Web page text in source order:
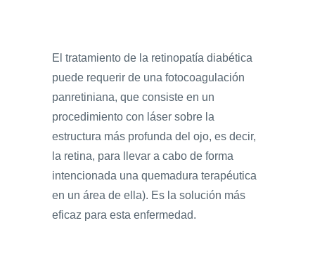
El tratamiento de la retinopatía diabética
puede requerir de una fotocoagulación
panretiniana, que consiste en un
procedimiento con láser sobre la
estructura más profunda del ojo, es decir,
la retina, para llevar a cabo de forma
intencionada una quemadura terapéutica
en un área de ella). Es la solución más
eficaz para esta enfermedad.